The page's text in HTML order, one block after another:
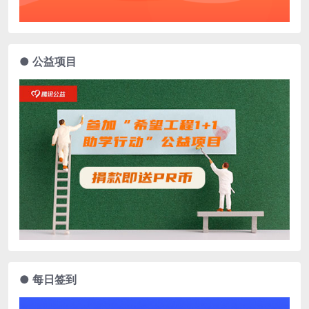
● 公益项目
● 每日签到